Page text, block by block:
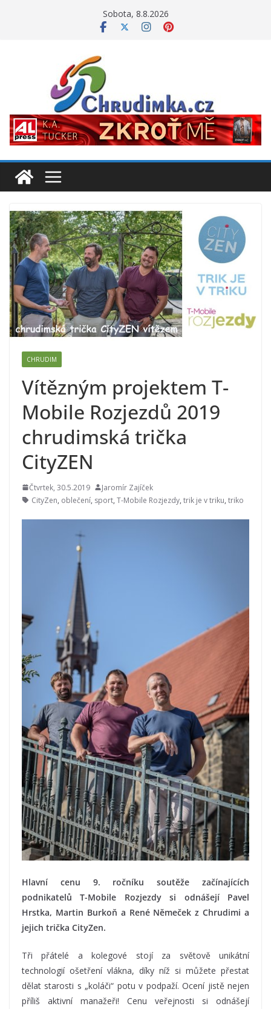
Sobota, 8.8.2026
CHRUDIM
Vítězným projektem T-
Mobile Rozjezdů 2019
chrudimská trička
CityZEN
Čtvrtek, 30.5.2019
Jaromír Zajíček
CityZen, oblečení, sport, T-Mobile Rozjezdy, trik je v triku, triko
Hlavní cenu 9. ročníku soutěže začínajících
podnikatelů T-Mobile Rozjezdy si odnášejí Pavel
Hrstka, Martin Burkoň a René Němeček z Chrudimi a
jejich trička CityZen.
Tři přátelé a kolegové stojí za světově unikátní
technologií ošetření vlákna, díky níž si můžete přestat
dělat starosti s „koláči“ potu v podpaží. Ocení jistě nejen
příliš aktivní manažeři! Cenu veřejnosti si odnášejí